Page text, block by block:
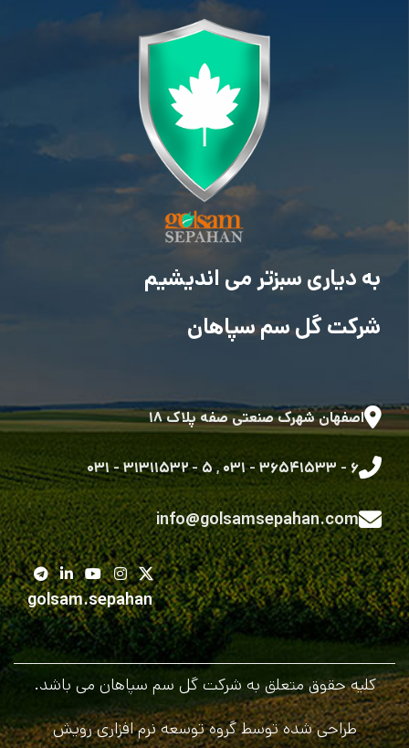
به دیاری سبزتر می اندیشیم
شرکت گل سم سپاهان
اصفهان شهرک صنعتی صفه پلاک ۱۸
۶ - ۳۶۵۴۱۵۳۳ - ۰۳۱ ,۵ - ۳۱۳۱۱۵۳۲ - ۰۳۱
info@golsamsepahan.com
golsam.sepahan
کلیه حقوق متعلق به شرکت گل سم سپاهان می باشد.
طراحی شده توسط گروه توسعه نرم افزاری رویش